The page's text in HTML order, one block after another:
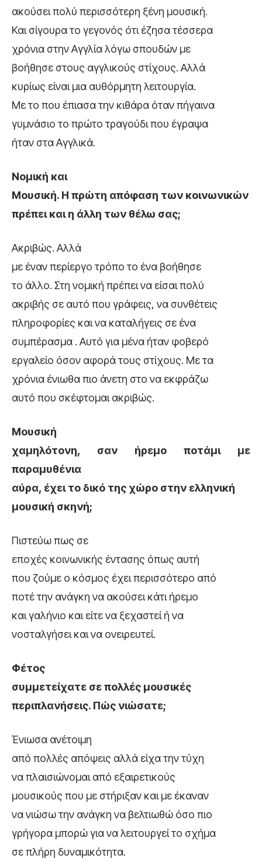
ακούσει πολύ περισσότερη ξένη μουσική.
Και σίγουρα το γεγονός ότι έζησα τέσσερα
χρόνια στην Αγγλία λόγω σπουδών με
βοήθησε στους αγγλικούς στίχους. Αλλά
κυρίως είναι μια αυθόρμητη λειτουργία.
Με το που έπιασα την κιθάρα όταν πήγαινα
γυμνάσιο το πρώτο τραγούδι που έγραψα
ήταν στα Αγγλικά.
Νομική και
Μουσική. Η πρώτη απόφαση των κοινωνικών
πρέπει και η άλλη των θέλω σας;
Ακριβώς. Αλλά
με έναν περίεργο τρόπο το ένα βοήθησε
το άλλο. Στη νομική πρέπει να είσαι πολύ
ακριβής σε αυτό που γράφεις, να συνθέτεις
πληροφορίες και να καταλήγεις σε ένα
συμπέρασμα . Αυτό για μένα ήταν φοβερό
εργαλείο όσον αφορά τους στίχους. Με τα
χρόνια ένιωθα πιο άνετη στο να εκφράζω
αυτό που σκέφτομαι ακριβώς.
Μουσική
χαμηλότονη, σαν ήρεμο ποτάμι με
παραμυθένια
αύρα, έχει το δικό της χώρο στην ελληνική
μουσική σκηνή;
Πιστεύω πως σε
εποχές κοινωνικής έντασης όπως αυτή
που ζούμε ο κόσμος έχει περισσότερο από
ποτέ την ανάγκη να ακούσει κάτι ήρεμο
και γαλήνιο και είτε να ξεχαστεί ή να
νοσταλγήσει και να ονειρευτεί.
Φέτος
συμμετείχατε σε πολλές μουσικές
περιπλανήσεις. Πώς νιώσατε;
Ένιωσα ανέτοιμη
από πολλές απόψεις αλλά είχα την τύχη
να πλαισιώνομαι από εξαιρετικούς
μουσικούς που με στήριξαν και με έκαναν
να νιώσω την ανάγκη να βελτιωθώ όσο πιο
γρήγορα μπορώ για να λειτουργεί το σχήμα
σε πλήρη δυναμικότητα.